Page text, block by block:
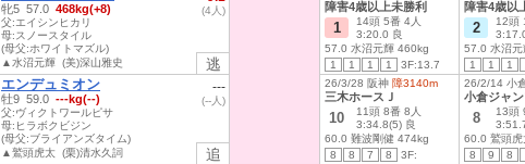
牝5 57.0 468kg(+8)
父:エイシンヒカリ
母:スノースタイル
(母父:ホワイトマズル)
▲水沼元輝 (美)深山雅史
(4人)
逃
障害4歳以上未勝利
1
14頭 5番 4人
3:20.0 良
57.0 水沼元輝 460kg
1
1 1 1 3F:13.7
障害4歳以
2
12頭
57.0 水沼
1
1 1
エンデュミオン
牡9 59.0 ---kg(--)
父:ヴィクトワールピサ
母:ヒラボクビジン
(母父:ブライアンズタイム)
▲鷲頭虎太 (栗)清水久詞
---
(--人)
追
26/3/28 阪神 障3140m
三木ホースＪ
10
11頭 8番 8人
3:34.8(5) 良
60.0 難波剛健 474kg
8
8 7 8 3F:
26/2/14 小
小倉ジャ
8
13頭
60.0 鷲頭
8
9 8